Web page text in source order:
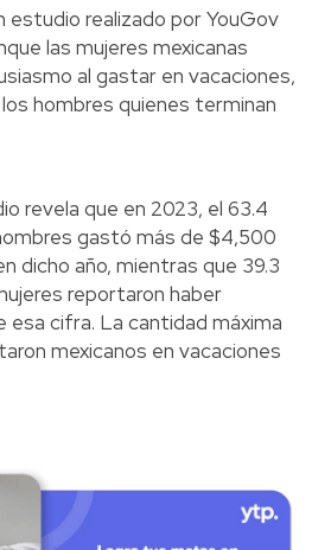
estudio realizado por YouGov
las mujeres mexicanas
al gastar en vacaciones,
hombres quienes terminan
revela que en 2023, el 63.4
gastó más de $4,500
dicho año, mientras que 39.3
reportaron haber
esa cifra. La cantidad máxima
mexicanos en vacaciones